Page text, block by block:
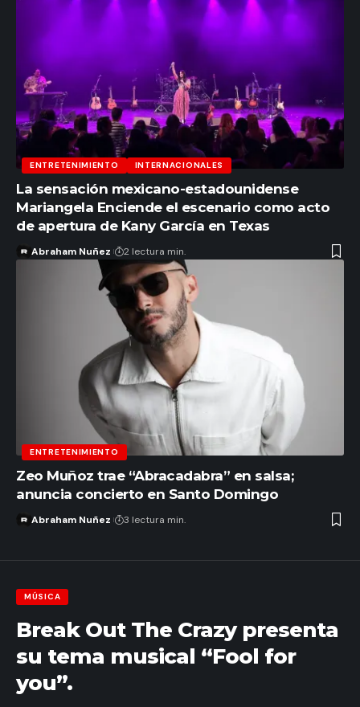
ENTRETENIMIENTO INTERNACIONALES
La sensación mexicano-estadounidense
Mariangela Enciende el escenario como acto
de apertura de Kany García en Texas
Abraham Nuñez 2 lectura min.
ENTRETENIMIENTO
Zeo Muñoz trae “Abracadabra” en salsa;
anuncia concierto en Santo Domingo
Abraham Nuñez 3 lectura min.
MÚSICA
Break Out The Crazy presenta
su tema musical “Fool for
you”.